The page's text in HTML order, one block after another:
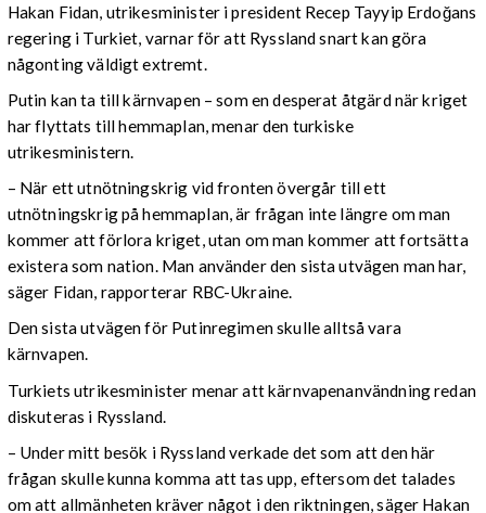
Hakan Fidan, utrikesminister i president Recep Tayyip Erdoğans
regering i Turkiet, varnar för att Ryssland snart kan göra
någonting väldigt extremt.
Putin kan ta till kärnvapen – som en desperat åtgärd när kriget
har flyttats till hemmaplan, menar den turkiske
utrikesministern.
– När ett utnötningskrig vid fronten övergår till ett
utnötningskrig på hemmaplan, är frågan inte längre om man
kommer att förlora kriget, utan om man kommer att fortsätta
existera som nation. Man använder den sista utvägen man har,
säger Fidan, rapporterar RBC-Ukraine.
Den sista utvägen för Putinregimen skulle alltså vara
kärnvapen.
Turkiets utrikesminister menar att kärnvapenanvändning redan
diskuteras i Ryssland.
– Under mitt besök i Ryssland verkade det som att den här
frågan skulle kunna komma att tas upp, eftersom det talades
om att allmänheten kräver något i den riktningen, säger Hakan